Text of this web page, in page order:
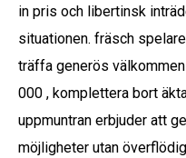
in pris och libertinsk
situationen. fräsch
träffa generös
000 , komplettera bort
uppmuntran erbjuder att
möjligheter utan